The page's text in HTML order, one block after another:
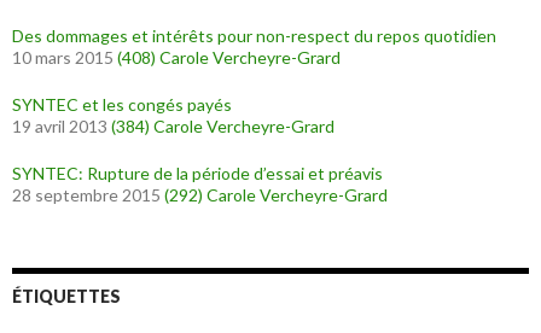
Des dommages et intérêts pour non-respect du repos quotidien
10 mars 2015 (408) Carole Vercheyre-Grard
SYNTEC et les congés payés
19 avril 2013 (384) Carole Vercheyre-Grard
SYNTEC: Rupture de la période d’essai et préavis
28 septembre 2015 (292) Carole Vercheyre-Grard
ÉTIQUETTES